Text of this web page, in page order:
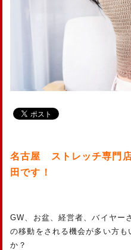
名古屋 ストレッチ専門
田です！
GW、お盆、経営者、バイヤー
の移動をされる機会が多い方
か？